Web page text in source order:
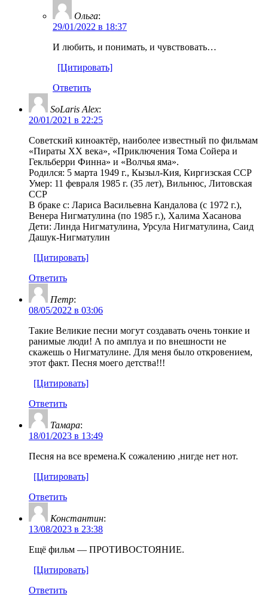
Ольга:
29/01/2022 в 18:37
И любить, и понимать, и чувствовать…
[Цитировать]
Ответить
SoLaris Alex:
20/01/2021 в 22:25
Советский киноактёр, наиболее известный по фильмам
«Пираты XX века», «Приключения Тома Сойера и
Гекльберри Финна» и «Волчья яма».
Родился: 5 марта 1949 г., Кызыл-Кия, Киргизская ССР
Умер: 11 февраля 1985 г. (35 лет), Вильнюс, Литовская
ССР
В браке с: Лариса Васильевна Кандалова (с 1972 г.),
Венера Нигматулина (по 1985 г.), Халима Хасанова
Дети: Линда Нигматулина, Урсула Нигматулина, Саид
Дашук-Нигматулин
[Цитировать]
Ответить
Петр:
08/05/2022 в 03:06
Такие Великие песни могут создавать очень тонкие и
ранимые люди! А по амплуа и по внешности не
скажешь о Нигматулине. Для меня было откровением,
этот факт. Песня моего детства!!!
[Цитировать]
Ответить
Тамара:
18/01/2023 в 13:49
Песня на все времена.К сожалению ,нигде нет нот.
[Цитировать]
Ответить
Константин:
13/08/2023 в 23:38
Ещё фильм — ПРОТИВОСТОЯНИЕ.
[Цитировать]
Ответить